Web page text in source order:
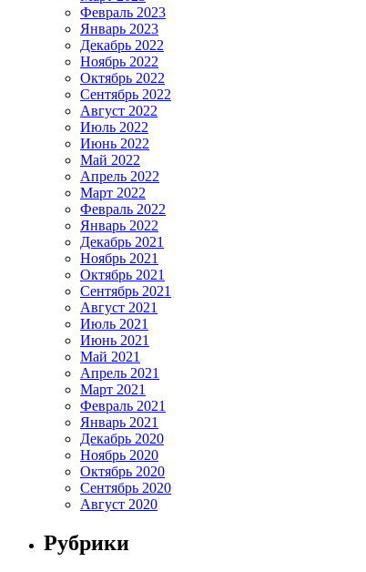
Февраль 2023
Январь 2023
Декабрь 2022
Ноябрь 2022
Октябрь 2022
Сентябрь 2022
Август 2022
Июль 2022
Июнь 2022
Май 2022
Апрель 2022
Март 2022
Февраль 2022
Январь 2022
Декабрь 2021
Ноябрь 2021
Октябрь 2021
Сентябрь 2021
Август 2021
Июль 2021
Июнь 2021
Май 2021
Апрель 2021
Март 2021
Февраль 2021
Январь 2021
Декабрь 2020
Ноябрь 2020
Октябрь 2020
Сентябрь 2020
Август 2020
Рубрики